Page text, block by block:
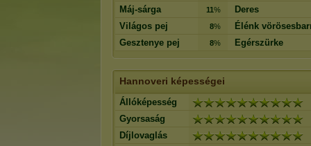
Máj-sárga
11%
Deres
Világos pej
8%
Élénk
Gesztenye pej
8% Egérszürke
Hannoveri képességei
Állóképesség
Gyorsaság
Díjlovaglás